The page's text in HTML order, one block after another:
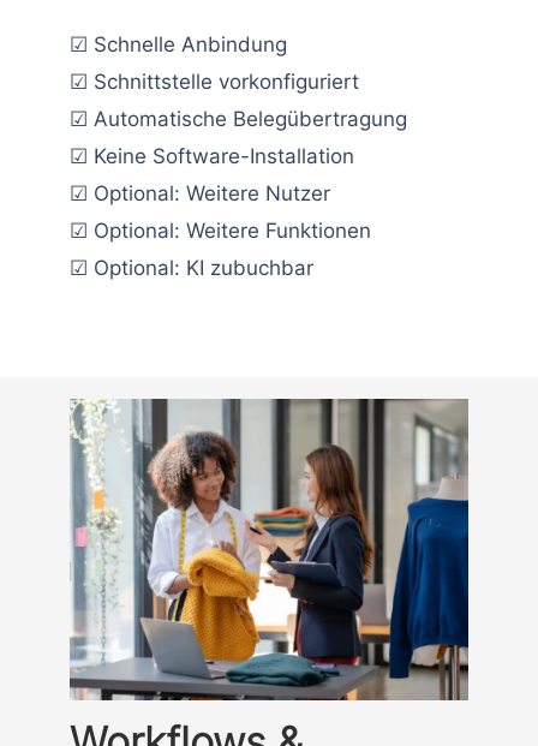
☑ Schnelle Anbindung
☑ Schnittstelle vorkonfiguriert
☑ Automatische Belegübertragung
☑ Keine Software-Installation
☑ Optional: Weitere Nutzer
☑ Optional: Weitere Funktionen
☑ Optional: KI zubuchbar